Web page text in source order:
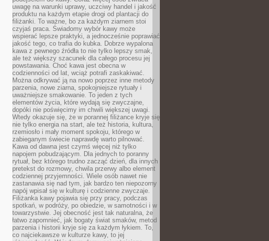
uwagę na warunki uprawy, uczciwy handel i jakość
produktu na każdym etapie drogi od plantacji do
filiżanki. To ważne, bo za każdym ziarnem stoi
czyjaś praca. Świadomy wybór kawy może
wspierać lepsze praktyki, a jednocześnie poprawiać
jakość tego, co trafia do kubka. Dobrze wypalona
kawa z pewnego źródła to nie tylko lepszy smak,
ale też większy szacunek dla całego procesu jej
powstawania. Choć kawa jest obecna w
codzienności od lat, wciąż potrafi zaskakiwać.
Można odkrywać ją na nowo poprzez inne metody
parzenia, nowe ziarna, spokojniejsze rytuały i
uważniejsze smakowanie. To jeden z tych
elementów życia, które wydają się zwyczajne,
dopóki nie poświęcimy im chwili większej uwagi.
Wtedy okazuje się, że w porannej filiżance kryje się
nie tylko energia na start, ale też historia, kultura,
rzemiosło i mały moment spokoju, którego w
zabieganym świecie naprawdę warto pilnować.
Kawa od dawna jest czymś więcej niż tylko
napojem pobudzającym. Dla jednych to poranny
rytuał, bez którego trudno zacząć dzień, dla innych
pretekst do rozmowy, chwila przerwy albo element
codziennej przyjemności. Wiele osób nawet nie
zastanawia się nad tym, jak bardzo ten niepozorny
napój wpisał się w kulturę i codzienne zwyczaje.
Filiżanka kawy pojawia się przy pracy, podczas
spotkań, w podróży, po obiedzie, w samotności i w
towarzystwie. Jej obecność jest tak naturalna, że
łatwo zapomnieć, jak bogaty świat smaków, metod
parzenia i historii kryje się za każdym łykiem. To,
co najciekawsze w kulturze kawy, to jej